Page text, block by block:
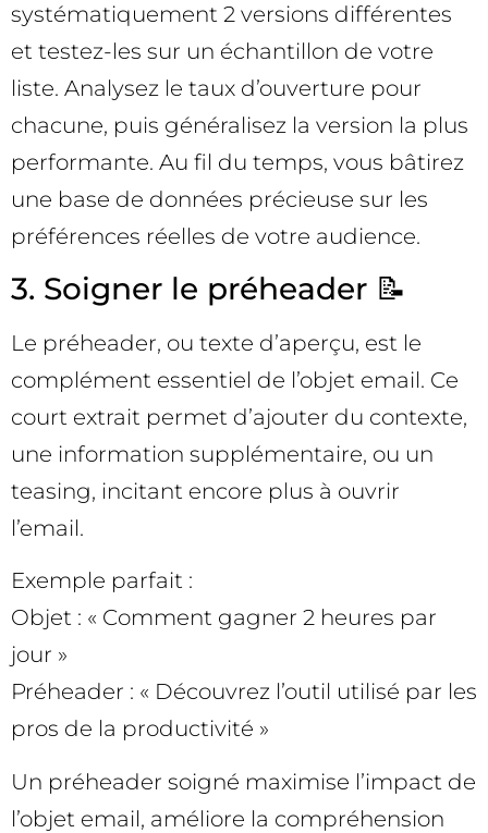
systématiquement 2 versions différentes
et testez-les sur un échantillon de votre
liste. Analysez le taux d’ouverture pour
chacune, puis généralisez la version la plus
performante. Au fil du temps, vous bâtirez
une base de données précieuse sur les
préférences réelles de votre audience.
3. Soigner le préheader 📝
Le préheader, ou texte d’aperçu, est le
complément essentiel de l’objet email. Ce
court extrait permet d’ajouter du contexte,
une information supplémentaire, ou un
teasing, incitant encore plus à ouvrir
l’email.
Exemple parfait :
Objet : « Comment gagner 2 heures par
jour »
Préheader : « Découvrez l’outil utilisé par les
pros de la productivité »
Un préheader soigné maximise l’impact de
l’objet email, améliore la compréhension